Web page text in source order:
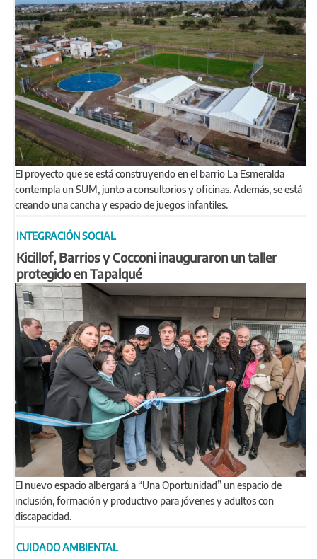
El proyecto que se está construyendo en el barrio La Esmeralda
contempla un SUM, junto a consultorios y oficinas. Además, se está
creando una cancha y espacio de juegos infantiles.
INTEGRACIÓN SOCIAL
Kicillof, Barrios y Cocconi inauguraron un taller
protegido en Tapalqué
El nuevo espacio albergará a “Una Oportunidad” un espacio de
inclusión, formación y productivo para jóvenes y adultos con
discapacidad.
CUIDADO AMBIENTAL